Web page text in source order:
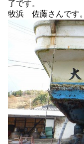
了です。
牧浜 佐藤さんです。